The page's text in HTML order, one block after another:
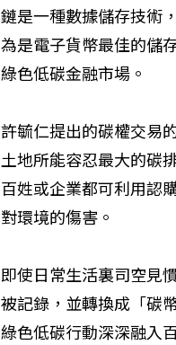
鏈是一種數據儲存技術
為是電子貨幣最佳的儲
綠色低碳金融市場。
許毓仁提出的碳權交易
土地所能容忍最大的碳
百姓或企業都可利用認
對環境的傷害。
即使日常生活裏司空見
被記錄，並轉換成「碳
綠色低碳行動深深融入